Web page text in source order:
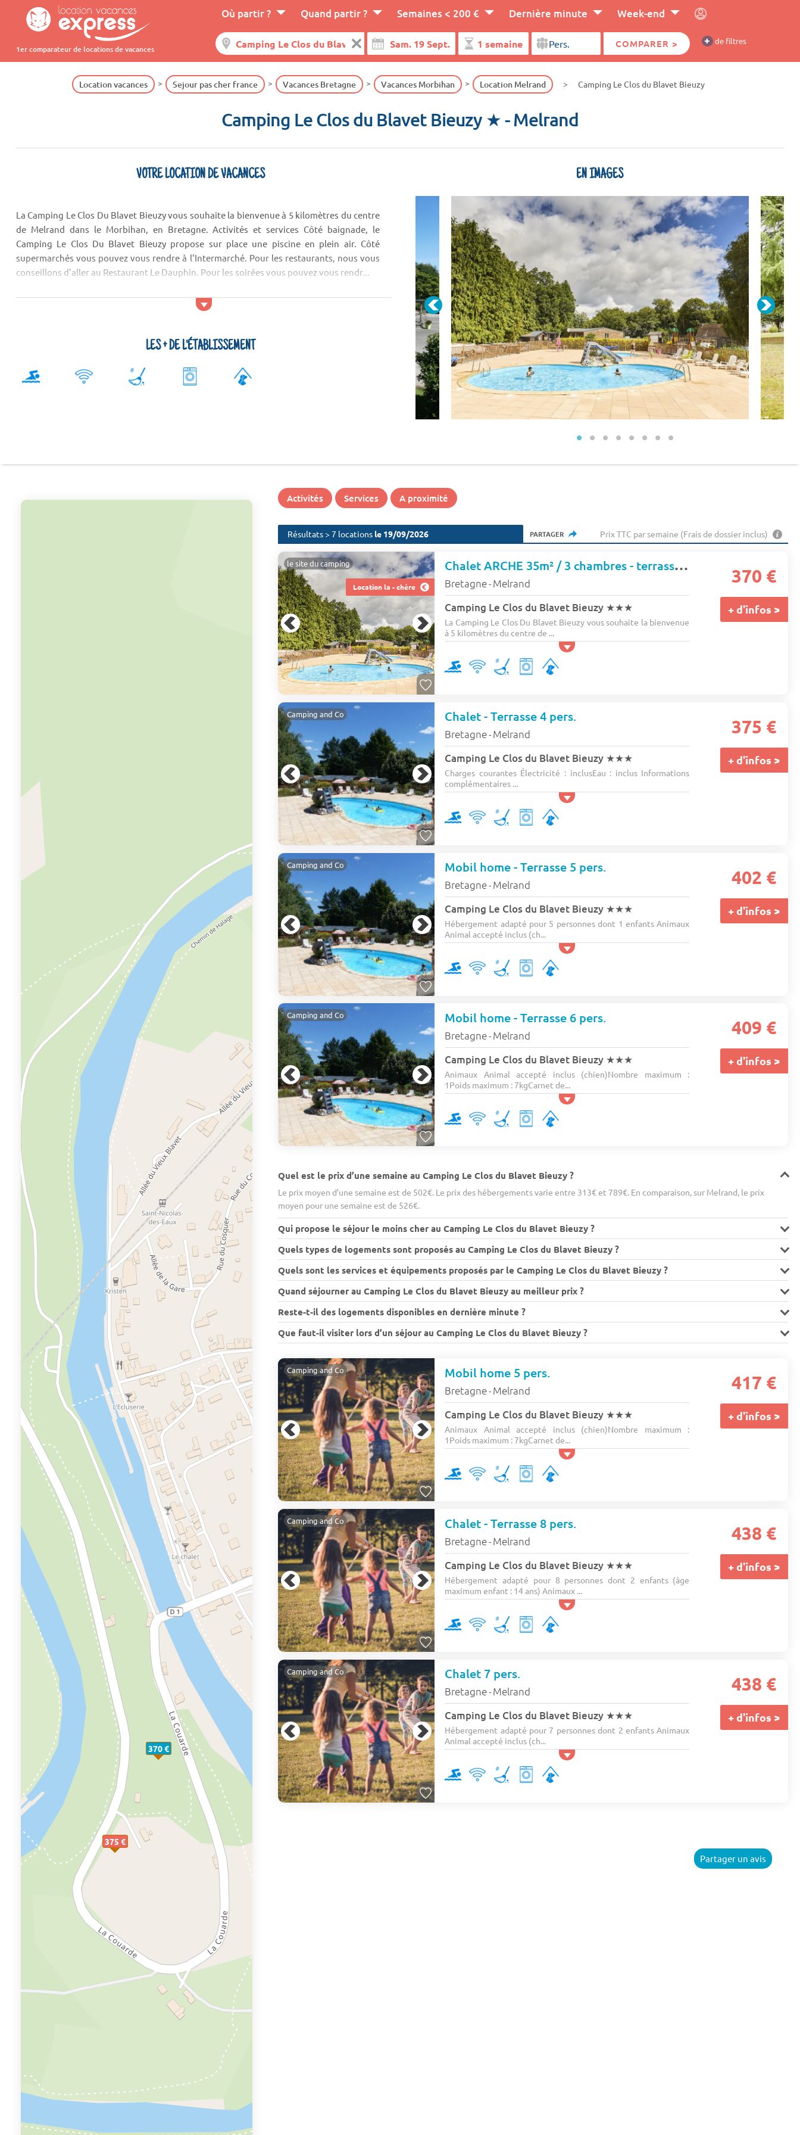
1er comparateur de locations de vacances
Où partir ? Quand partir ? Semaines < 200 € Dernière minute Week-end
COMPARER > + de filtres
Location vacances Sejour pas cher france Vacances Bretagne Vacances Morbihan Location Melrand Camping Le Clos du Blavet Bieuzy
Camping Le Clos du Blavet Bieuzy ★- Melrand
VOTRE LOCATION DE VACANCES
La Camping Le Clos Du Blavet Bieuzy vous souhaite la bienvenue à 5 kilomètres du centre
de Melrand dans le Morbihan, en Bretagne. Activités et services Côté baignade, le
Camping Le Clos Du Blavet Bieuzy propose sur place une piscine en plein air. Côté
supermarchés vous pouvez vous rendre à l'Intermarché. Pour les restaurants, nous vous
conseillons d'aller au Restaurant Le Dauphin. Pour les soirées vous pouvez vous rendr...
LES + DE L'ÉTABLISSEMENT
EN IMAGES
370 €
375 €
Activités Services A proximité
Résultats > 7 locations le 19/09/2026 PARTAGER Prix TTC par semaine (Frais de dossier inclus)
Location la - chère
le site du camping Chalet ARCHE 35m² / 3 chambres - terrasse 8 pers.
Bretagne- Melrand
Camping Le Clos du Blavet Bieuzy ★★★
La Camping Le Clos Du Blavet Bieuzy vous souhaite la bienvenue
à 5 kilomètres du centre de ...
370 €
+ d'infos >
Camping and Co Chalet - Terrasse 4 pers.
Bretagne- Melrand
Camping Le Clos du Blavet Bieuzy ★★★
Charges courantes Électricité : inclusEau : inclus Informations
complémentaires ...
375 €
+ d'infos >
Camping and Co Mobil home - Terrasse 5 pers.
Bretagne- Melrand
Camping Le Clos du Blavet Bieuzy ★★★
Hébergement adapté pour 5 personnes dont 1 enfants Animaux
Animal accepté inclus (ch...
402 €
+ d'infos >
Camping and Co Mobil home - Terrasse 6 pers.
Bretagne- Melrand
Camping Le Clos du Blavet Bieuzy ★★★
Animaux Animal accepté inclus (chien)Nombre maximum :
1Poids maximum : 7kgCarnet de...
409 €
+ d'infos >
Quel est le prix d’une semaine au Camping Le Clos du Blavet Bieuzy ?
Le prix moyen d’une semaine est de 502€. Le prix des hébergements varie entre 313€ et 789€. En comparaison, sur Melrand, le prix
moyen pour une semaine est de 526€.
Qui propose le séjour le moins cher au Camping Le Clos du Blavet Bieuzy ?
Quels types de logements sont proposés au Camping Le Clos du Blavet Bieuzy ?
Quels sont les services et équipements proposés par le Camping Le Clos du Blavet Bieuzy ?
Quand séjourner au Camping Le Clos du Blavet Bieuzy au meilleur prix ?
Reste-t-il des logements disponibles en dernière minute ?
Que faut-il visiter lors d’un séjour au Camping Le Clos du Blavet Bieuzy ?
Camping and Co Mobil home 5 pers.
Bretagne- Melrand
Camping Le Clos du Blavet Bieuzy ★★★
Animaux Animal accepté inclus (chien)Nombre maximum :
1Poids maximum : 7kgCarnet de...
417 €
+ d'infos >
Camping and Co Chalet - Terrasse 8 pers.
Bretagne- Melrand
Camping Le Clos du Blavet Bieuzy ★★★
Hébergement adapté pour 8 personnes dont 2 enfants (âge
maximum enfant : 14 ans) Animaux ...
438 €
+ d'infos >
Camping and Co Chalet 7 pers.
Bretagne- Melrand
Camping Le Clos du Blavet Bieuzy ★★★
Hébergement adapté pour 7 personnes dont 2 enfants Animaux
Animal accepté inclus (ch...
438 €
+ d'infos >
Partager un avis